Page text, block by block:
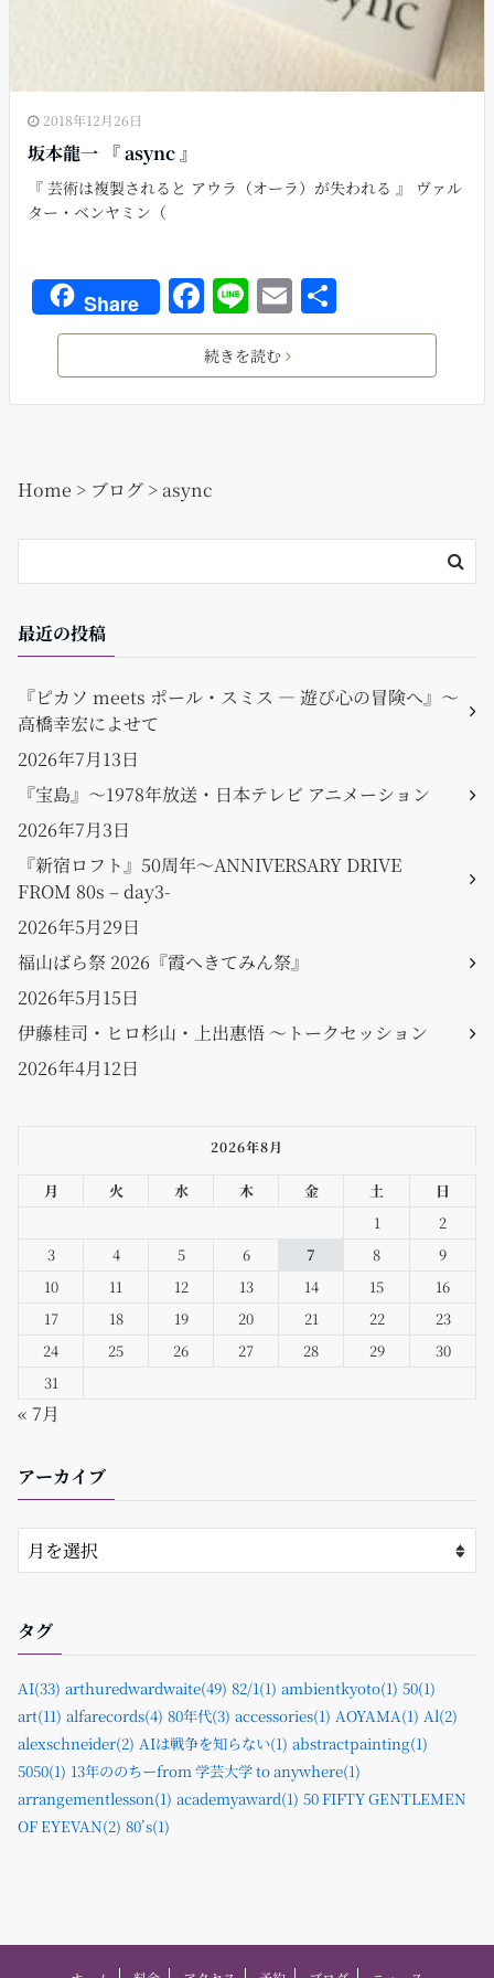
2018年12月26日
坂本龍一 『 async 』
『 芸術は複製されると アウラ（オーラ）が失われる 』 ヴァル
ター・ベンヤミン（
Share F
a
c
e
o
k
Li
n
e
E
m
ai
l
有
続きを読む
Home > ブログ > async
最近の投稿
『ピカソ meets ポール・スミス ― 遊び心の冒険へ』〜
高橋幸宏によせて
2026年7月13日
『宝島』〜1978年放送・日本テレビ アニメーション
2026年7月3日
『新宿ロフト』50周年〜ANNIVERSARY DRIVE
FROM 80s – day3-
2026年5月29日
福山ばら祭 2026『霞へきてみん祭』
2026年5月15日
伊藤桂司・ヒロ杉山・上出惠悟 〜トークセッション
2026年4月12日
2026年8月
月 火 水 木 金 土
日
1
2
3
4 5 6 7 8
9
10
11 12 13 14 15
16
17
18 19 20 21 22
23
24
25 26 27 28 29
30
31
« 7月
アーカイブ
タグ
AI(33) arthuredwardwaite(49) 82/1(1) ambientkyoto(1) 50(1)
art(11) alfarecords(4) 80年代(3) accessories(1) AOYAMA(1) Al(2)
alexschneider(2) AIは戦争を知らない(1) abstractpainting(1)
5050(1) 13年ののちーfrom 学芸大学 to anywhere(1)
arrangementlesson(1) academyaward(1) 50 FIFTY GENTLEMEN
OF EYEVAN(2) 80’s(1)